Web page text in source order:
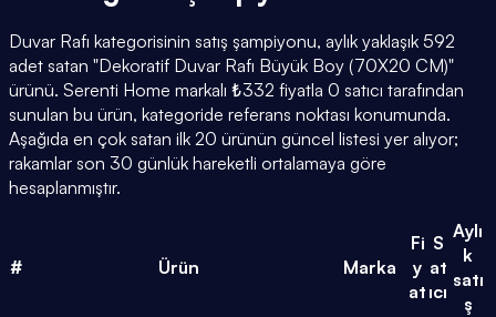
Duvar Rafı kategorisinin satış şampiyonu, aylık yaklaşık 592
adet satan "Dekoratif Duvar Rafı Büyük Boy (70X20 CM)"
ürünü. Serenti Home markalı ₺332 fiyatla 0 satıcı tarafından
sunulan bu ürün, kategoride referans noktası konumunda.
Aşağıda en çok satan ilk 20 ürünün güncel listesi yer alıyor;
rakamlar son 30 günlük hareketli ortalamaya göre
hesaplanmıştır.
# Ürün Marka
Fi
y
at
S
at
ıcı
Aylı
k
satı
ş